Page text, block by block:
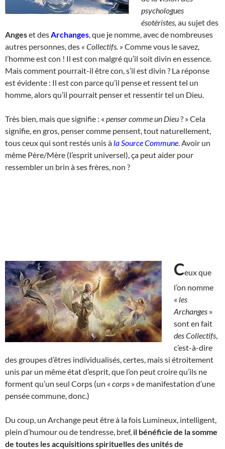
psychologues
ésotéristes, au sujet des
Angeset des Archanges , que je nomme, avec de nombreuses
autres personnes, des « Collectifs. » Comme vous le savez,
l’homme est con ! Il est con malgré qu’il soit divin en essence.
Mais comment pourrait-il être con, s’il est divin ? La réponse
est évidente : Il est con parce qu’il pense et ressent tel un
homme, alors qu’il pourrait penser et ressentir tel un Dieu.
Très bien, mais que signifie : « penser comme un Dieu? » Cela
signifie, en gros, penser comme pensent, tout naturellement,
tous ceux qui sont restés unis à la Source Commune . Avoir un
même Père/Mère (l’esprit universel), ça peut aider pour
ressembler un brin à ses frères, non ?
Ceux que
l’on nomme
« les
Archanges »
sont en fait
des Collectifs
c’est-à-dire
des groupes d’êtres individualisés, certes, mais si étroitement
unis par un même état d’esprit, que l’on peut croire qu’ils ne
forment qu’un seul Corps (un « corps » de manifestation d’une
pensée commune, donc.)
Du coup, un Archange peut être à la fois Lumineux, intelligent,
plein d’humour ou de tendresse, bref, il bénéficie de la somme
de toutes les acquisitions spirituelles des unités de